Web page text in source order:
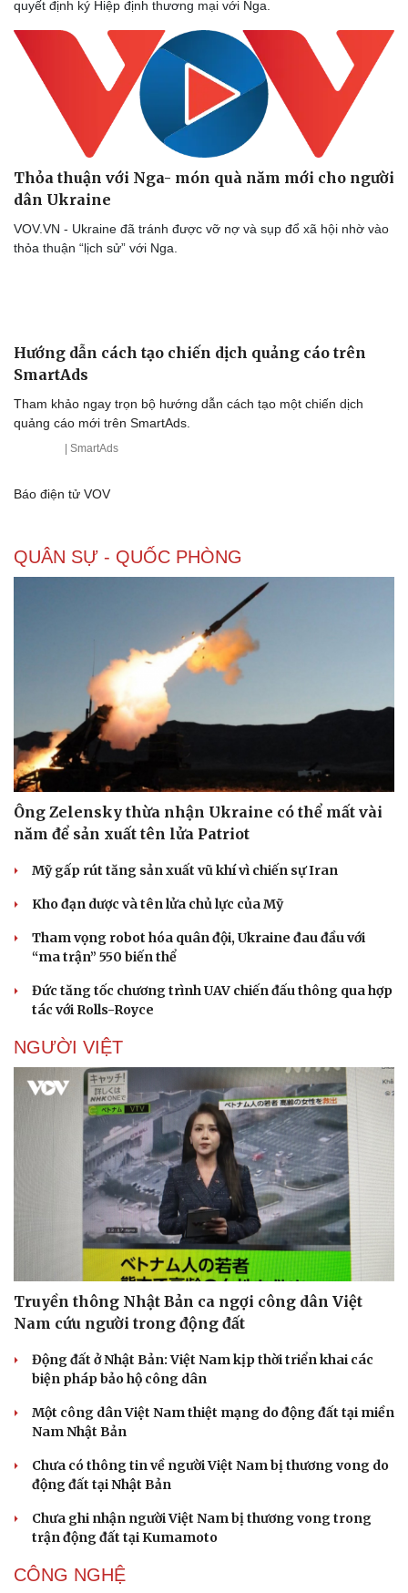
Du lịch
Tư vấn
Săn Tour
check-in
Podcast
Đọc truyện đêm khuya
Cửa sổ tình yêu
Kể chuyện cho bé
Hạt giống tâm hồn
quyết định ký Hiệp định thương mại với Nga.
Thỏa thuận với Nga- món quà năm mới cho người
dân Ukraine
VOV.VN - Ukraine đã tránh được vỡ nợ và sụp đổ xã hội nhờ vào
thỏa thuận “lịch sử” với Nga.
Hướng dẫn cách tạo chiến dịch quảng cáo trên
SmartAds
Tham khảo ngay trọn bộ hướng dẫn cách tạo một chiến dịch
quảng cáo mới trên SmartAds.
| SmartAds
Báo điện tử VOV
QUÂN SỰ - QUỐC PHÒNG
Ông Zelensky thừa nhận Ukraine có thể mất vài
năm để sản xuất tên lửa Patriot
Mỹ gấp rút tăng sản xuất vũ khí vì chiến sự Iran
Kho đạn dược và tên lửa chủ lực của Mỹ
Tham vọng robot hóa quân đội, Ukraine đau đầu với
“ma trận” 550 biến thể
Đức tăng tốc chương trình UAV chiến đấu thông qua hợp
tác với Rolls-Royce
NGƯỜI VIỆT
Truyền thông Nhật Bản ca ngợi công dân Việt
Nam cứu người trong động đất
Động đất ở Nhật Bản: Việt Nam kịp thời triển khai các
biện pháp bảo hộ công dân
Một công dân Việt Nam thiệt mạng do động đất tại miền
Nam Nhật Bản
Chưa có thông tin về người Việt Nam bị thương vong do
động đất tại Nhật Bản
Chưa ghi nhận người Việt Nam bị thương vong trong
trận động đất tại Kumamoto
CÔNG NGHỆ